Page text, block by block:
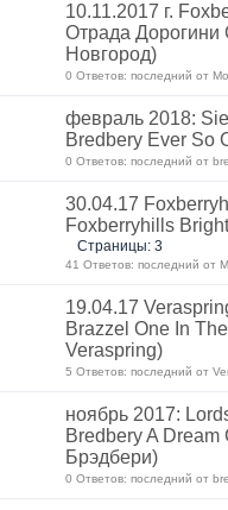
10.11.2017 г.
Отрада Дорогини
Новгород)
0 Ответов: последний от
февраль 2018:
Bredbery Ever So
0 Ответов: последний от
30.04.17
Foxberryhills
Страницы: 3
41 Ответов: последний от
19.04.17
Brazzel One In
Veraspring)
5 Ответов: последний от
ноябрь 2017:
Bredbery A Dream
Брэдбери)
0 Ответов: последний от